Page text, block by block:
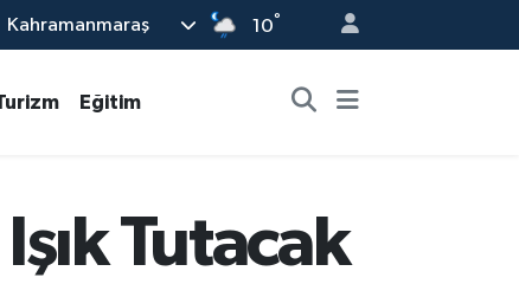
Kahramanmaraş 10°
Eğitim
Tutacak